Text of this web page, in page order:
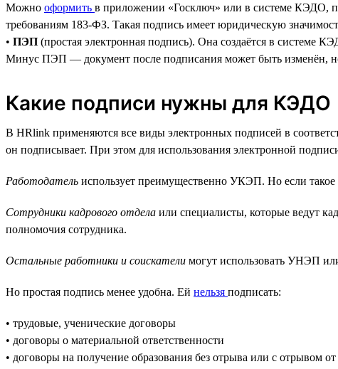
Можно оформить в приложении «Госключ» или в системе КЭДО,
требованиям 183-ФЗ. Такая подпись имеет юридическую
• ПЭП (простая электронная подпись). Она создаётся в системе
Минус ПЭП — документ после подписания может быть изменён,
Какие подписи нужны для КЭДО
В HRlink применяются все виды электронных подписей в
он подписывает. При этом для использования электронной
Работодатель использует преимущественно УКЭП. Но если
Сотрудники кадрового отдела или специалисты, которые ведут
полномочия сотрудника.
Остальные работники и соискатели могут использовать УНЭП
Но простая подпись менее удобна. Ей нельзя подписать:
• трудовые, ученические договоры
• договоры о материальной ответственности
• договоры на получение образования без отрыва или с отрывом